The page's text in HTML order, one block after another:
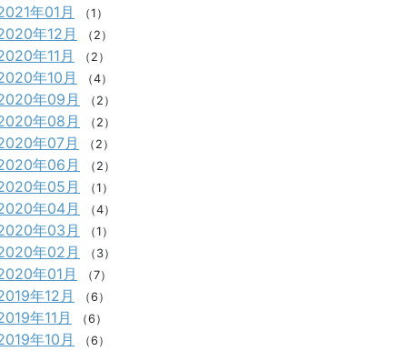
年01月 （1）
年12月 （2）
年11月 （2）
年10月 （4）
年09月 （2）
年08月 （2）
年07月 （2）
年06月 （2）
年05月 （1）
年04月 （4）
年03月 （1）
年02月 （3）
年01月 （7）
年12月 （6）
年11月 （6）
年10月 （6）